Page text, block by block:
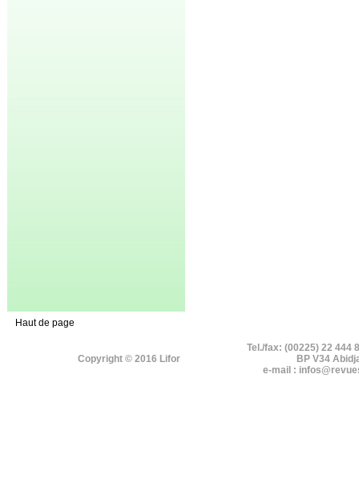
Haut de page
Copyright © 2016 Lifor
Tel./fax: (00225) 22 444
BP V34
e-mail :